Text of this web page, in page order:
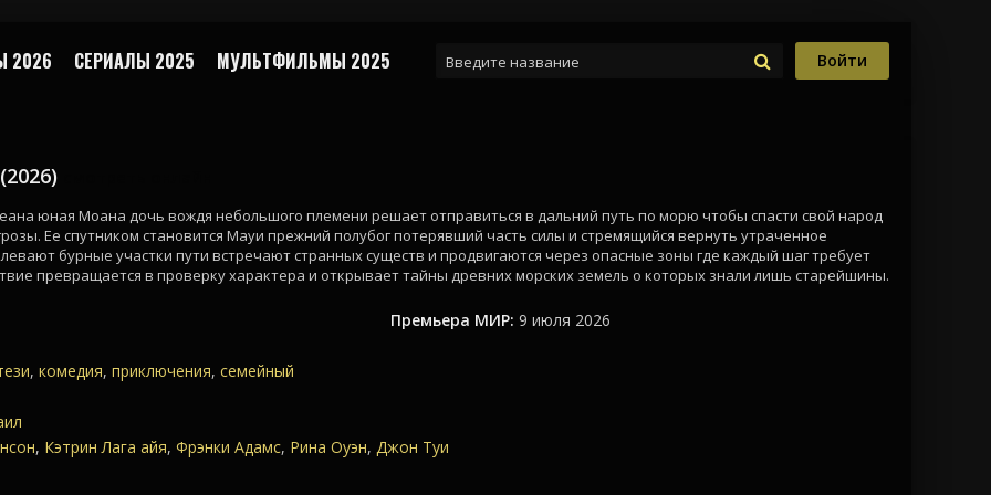
2026 СЕРИАЛЫ 2025 МУЛЬТФИЛЬМЫ 2025 Войти
юная Моана дочь вождя небольшого племени решает отправиться в дальний путь по морю чтобы спасти свой народ
Ее спутником становится Мауи прежний полубог потерявший часть силы и стремящийся вернуть утраченное
бурные участки пути встречают странных существ и продвигаются через опасные зоны где каждый шаг требует
превращается в проверку характера и открывает тайны древних морских земель о которых знали лишь старейшины.
, комедия, приключения, семейный
Премьера МИР: 9 июля 2026
, Кэтрин Лага айя, Фрэнки Адамс, Рина Оуэн, Джон Туи